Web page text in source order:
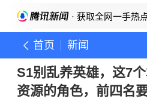
· 获取全网一手热
首页 新闻
S1别乱养英雄，这7
资源的角色，前四名要